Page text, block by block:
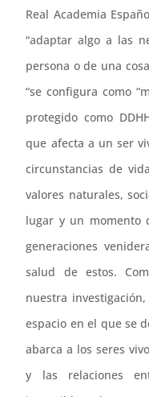
Real Academia
“adaptar algo a las
persona o de una
“se configura como
protegido como
que afecta a un ser
circunstancias de
valores naturales,
lugar y un momento
generaciones
salud de estos.
nuestra
espacio en el que se
abarca a los seres
y las relaciones